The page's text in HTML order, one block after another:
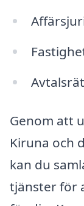
Genom att
Kiruna och
kan du
tjänster för